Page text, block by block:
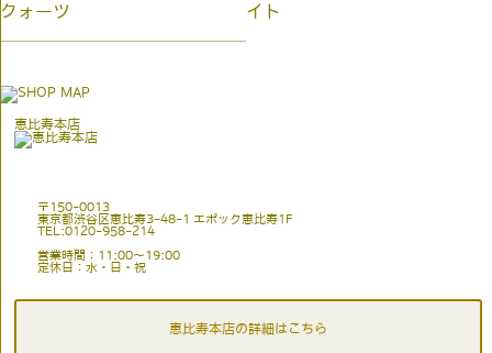
クォーツ イト
恵比寿本店
〒150-0013
東京都渋谷区恵比寿3-48-1 エポック恵比寿1F
TEL:0120-958-214
営業時間：11:00〜19:00
定休日：水・日・祝
恵比寿本店の詳細はこちら